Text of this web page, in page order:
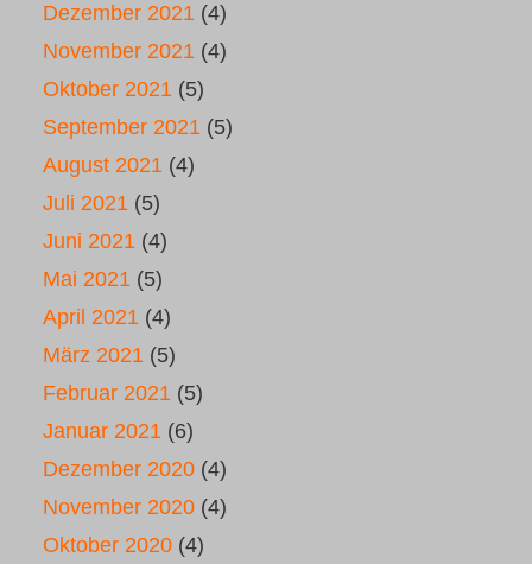
Dezember 2021 (4)
November 2021 (4)
Oktober 2021 (5)
September 2021 (5)
August 2021 (4)
Juli 2021 (5)
Juni 2021 (4)
Mai 2021 (5)
April 2021 (4)
März 2021 (5)
Februar 2021 (5)
Januar 2021 (6)
Dezember 2020 (4)
November 2020 (4)
Oktober 2020 (4)